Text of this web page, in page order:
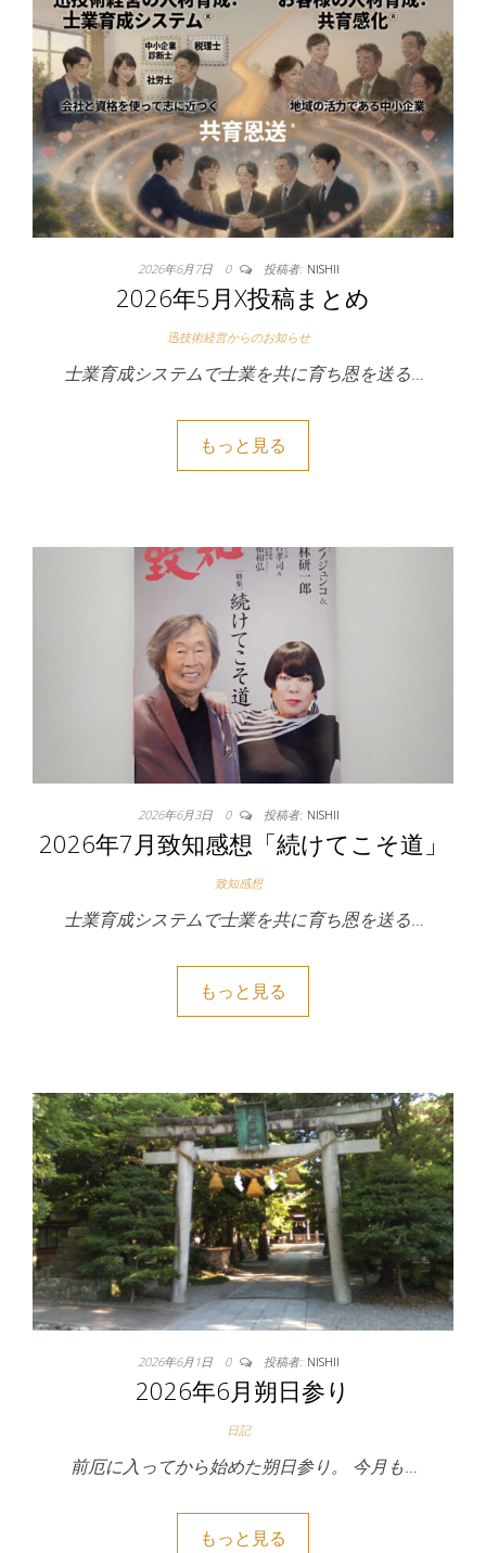
2026年6月7日 0 投稿者: NISHII
2026年5月X投稿まとめ
迅技術経営からのお知らせ
士業育成システムで士業を共に育ち恩を送る…
もっと見る
2026年6月3日 0 投稿者: NISHII
2026年7月致知感想「続けてこそ道」
致知感想
士業育成システムで士業を共に育ち恩を送る…
もっと見る
2026年6月1日 0 投稿者: NISHII
2026年6月朔日参り
日記
前厄に入ってから始めた朔日参り。 今月も…
もっと見る